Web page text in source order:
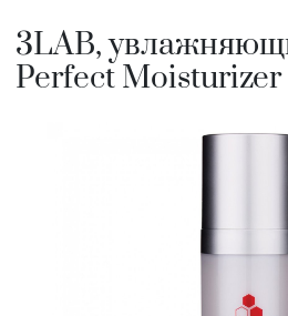
3LAB,
Perfect Moisturizer